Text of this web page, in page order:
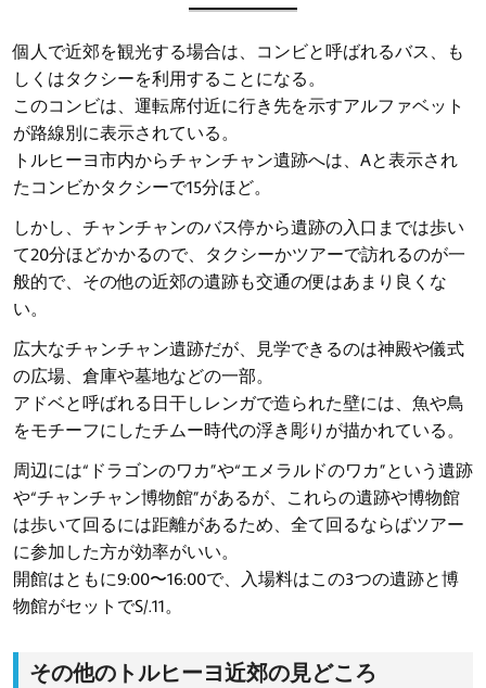
個人で近郊を観光する場合は、コンビと呼ばれるバス、も
しくはタクシーを利用することになる。
このコンビは、運転席付近に行き先を示すアルファベット
が路線別に表示されている。
トルヒーヨ市内からチャンチャン遺跡へは、Aと表示され
たコンビかタクシーで15分ほど。
しかし、チャンチャンのバス停から遺跡の入口までは歩い
て20分ほどかかるので、タクシーかツアーで訪れるのが一
般的で、その他の近郊の遺跡も交通の便はあまり良くな
い。
広大なチャンチャン遺跡だが、見学できるのは神殿や儀式
の広場、倉庫や墓地などの一部。
アドベと呼ばれる日干しレンガで造られた壁には、魚や鳥
をモチーフにしたチムー時代の浮き彫りが描かれている。
周辺には“ドラゴンのワカ”や“エメラルドのワカ”という遺跡
や“チャンチャン博物館”があるが、これらの遺跡や博物館
は歩いて回るには距離があるため、全て回るならばツアー
に参加した方が効率がいい。
開館はともに9:00〜16:00で、入場料はこの3つの遺跡と博
物館がセットでS/.11。
その他のトルヒーヨ近郊の見どころ